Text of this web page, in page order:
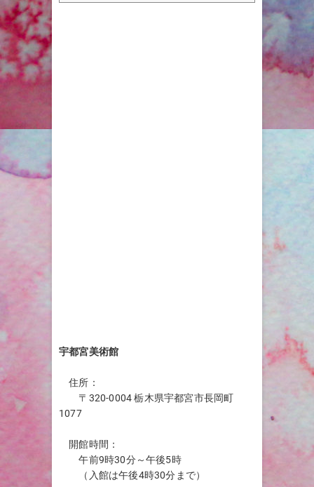
す。
宇都宮美術館
住所：
〒320-0004 栃木県宇都宮市長岡町
1077
開館時間：
午前9時30分～午後5時
（入館は午後4時30分まで）